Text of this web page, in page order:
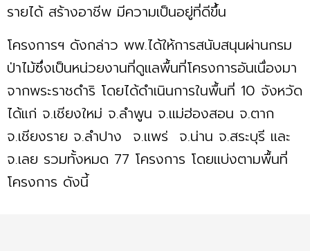
รายได้ สร้างอาชีพ มีความเป็นอยู่ที่ดีขึ้น
โครงการฯ ดังกล่าว พพ.ได้ให้การสนับสนุนผ่านกรม
ป่าไม้ซึ่งเป็นหน่วยงานที่ดูแลพื้นที่โครงการอันเนื่องมา
จากพระราชดำริ โดยได้ดำเนินการในพื้นที่ 10 จังหวัด
ได้แก่ จ.เชียงใหม่ จ.ลำพูน จ.แม่ฮ่องสอน จ.ตาก
จ.เชียงราย จ.ลำปาง จ.แพร่ จ.น่าน จ.สระบุรี และ
จ.เลย รวมทั้งหมด 77 โครงการ โดยแบ่งตามพื้นที่
โครงการ ดังนี้